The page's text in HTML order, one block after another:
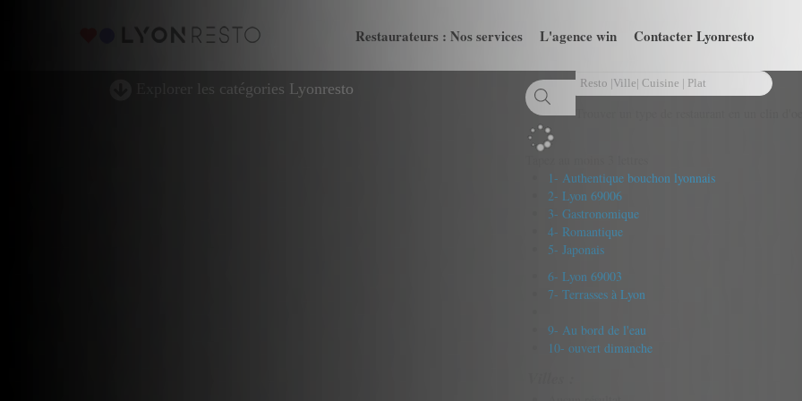
Restaurateurs : Nos services L'agence win Contacter Lyonresto
Explorer les catégories Lyonresto
1- Authentique bouchon lyonnais
2- Lyon 69006
3- Gastronomique
4- Romantique
5- Japonais
6- Lyon 69003
7- Terrasses à Lyon
9- Au bord de l'eau
10- ouvert dimanche